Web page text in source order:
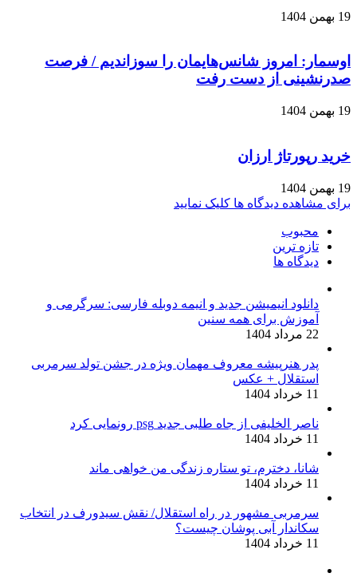
19 بهمن 1404
اوسمار: امروز شانس‌هایمان را سوزاندیم / فرصت
صدرنشینی از دست رفت
19 بهمن 1404
خرید رپورتاژ ارزان
19 بهمن 1404
برای مشاهده دیدگاه ها کلیک نمایید
محبوب
تازه ترین
دیدگاه ها
دانلود انیمیشن جدید و انیمه دوبله فارسی: سرگرمی و
آموزش برای همه سنین
22 مرداد 1404
پدر هنرپیشه معروف مهمان ویژه در جشن تولد سرمربی
استقلال + عکس
11 خرداد 1404
ناصر الخلیفی از جاه طلبی جدید psg رونمایی کرد
11 خرداد 1404
شانا، دخترم، تو ستاره زندگی من خواهی ماند
11 خرداد 1404
سرمربی مشهور در راه استقلال/ نقش سیدورف در انتخاب
سکاندار آبی پوشان چیست؟
11 خرداد 1404